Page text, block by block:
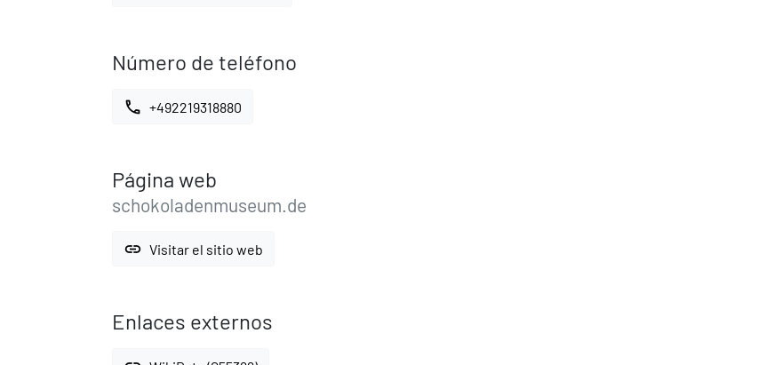
Número de teléfono
call +492219318880
Página web
schokoladenmuseum.de
link Visitar el sitio web
Enlaces externos